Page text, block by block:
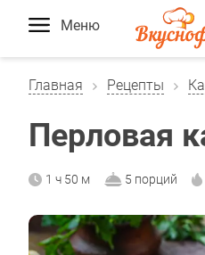
Меню
Главная Рецепты
Перловая
1 ч 50 м 5 порций